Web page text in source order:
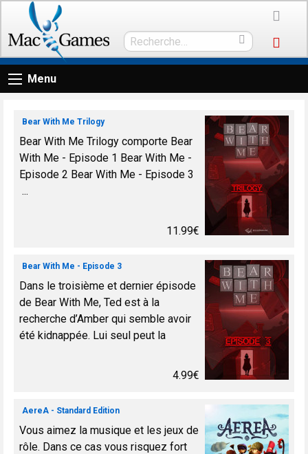
Menu
Bear With Me Trilogy
Bear With Me Trilogy comporte Bear
With Me - Episode 1 Bear With Me -
Episode 2 Bear With Me - Episode 3
...
11.99€
Bear With Me - Episode 3
Dans le troisième et dernier épisode
de Bear With Me, Ted est à la
recherche d’Amber qui semble avoir
été kidnappée. Lui seul peut la
4.99€
AereA - Standard Edition
Vous aimez la musique et les jeux de
rôle. Dans ce cas vous risquez fort